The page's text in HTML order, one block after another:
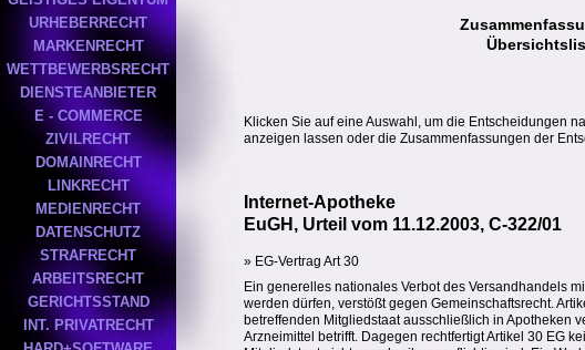
URHEBERRECHT
MARKENRECHT
WETTBEWERBSRECHT
DIENSTEANBIETER
E - COMMERCE
ZIVILRECHT
DOMAINRECHT
LINKRECHT
MEDIENRECHT
DATENSCHUTZ
STRAFRECHT
ARBEITSRECHT
GERICHTSSTAND
INT. PRIVATRECHT
Klicken Sie auf eine Auswahl, um die Entscheidungen
anzeigen lassen oder die Zusammenfassungen der
Internet-Apotheke
EuGH, Urteil vom 11.12.2003, C-322/01
» EG-Vertrag Art 30
Ein generelles nationales Verbot des Versandhandels
werden dürfen, verstößt gegen Gemeinschaftsrecht.
betreffenden Mitgliedstaat ausschließlich in Apotheken
Arzneimittel betrifft. Dagegen rechtfertigt Artikel 30 EG